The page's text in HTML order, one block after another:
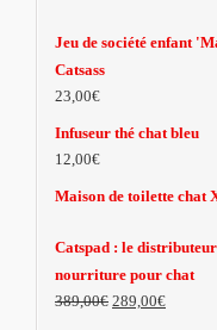
Jeu de société enfant
Catsass
23,00€
Infuseur thé chat bleu
12,00€
Maison de toilette chat
Catspad : le
nourriture pour chat
389,00€ 289,00€